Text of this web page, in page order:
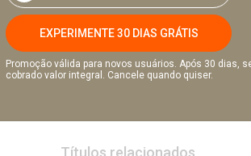
EXPERIMENTE 30 DIAS GRÁTIS
Promoção válida para novos usuários. Após 30 dias,
cobrado valor integral. Cancele quando quiser.
Títulos relacionados